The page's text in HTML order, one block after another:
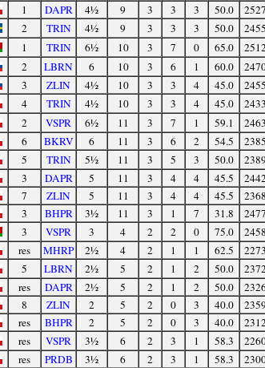
1 DAPR 4½ 9 3 3 3 50.0 2527
2 TRIN 4½ 9 3 3 3 50.0 2455
1 TRIN 6½ 10 3 7 0 65.0
2 LBRN 6 10 3 6 1 60.0
3 ZLIN 4½ 10 3 3 4 45.0 2455
4 TRIN 4½ 10 3 3 4 45.0 2433
2 VSPR 6½ 11 3 7 1 59.1 2463
6 BKRV 6 11 3 6 2 54.5 2385
5 TRIN 5½ 11 3 5 3 50.0 2389
3 DAPR 5 11 3 4 4 45.5
7 ZLIN 5 11 3 4 4 45.5 2368
3 BHPR 3½ 11 3 1 7 31.8 2477
3 VSPR 3 4 2 2 0 75.0 2458
res MHRP 2½ 4 2 1 1 62.5 2273
5 LBRN 2½ 5 2 1 2 50.0
res DAPR 2½ 5 2 1 2 50.0
8 ZLIN 2 5 2 0 3 40.0 2359
res BHPR 2 5 2 0 3 40.0
res VSPR 3½ 6 2 3 1 58.3
res PRDB 3½ 6 2 3 1 58.3